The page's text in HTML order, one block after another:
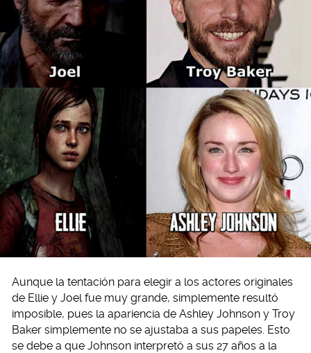
Aunque la tentación para elegir a los actores originales
de Ellie y Joel fue muy grande, simplemente resultó
imposible, pues la apariencia de Ashley Johnson y Troy
Baker simplemente no se ajustaba a sus papeles. Esto
se debe a que Johnson interpretó a sus 27 años a la